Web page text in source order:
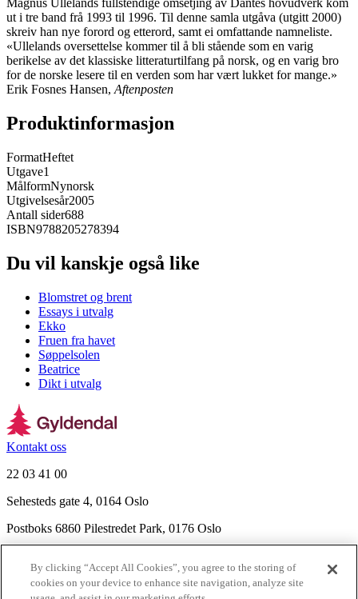
Magnus Ullelands fullstendige omsetjing av Dantes hovudverk kom
ut i tre band frå 1993 til 1996. Til denne samla utgåva (utgitt 2000)
skreiv han nye forord og etterord, samt ei omfattande namneliste.
«Ullelands oversettelse kommer til å bli stående som en varig
berikelse av det klassiske litteraturtilfang på norsk, og en varig bro
for de norske lesere til en verden som har vært lukket for mange.»
Erik Fosnes Hansen, Aftenposten
Produktinformasjon
FormatHeftet
Utgave1
MålformNynorsk
Utgivelsesår2005
Antall sider688
ISBN9788205278394
Du vil kanskje også like
Blomstret og brent
Essays i utvalg
Ekko
Fruen fra havet
Søppelsolen
Beatrice
Dikt i utvalg
Kontakt oss
22 03 41 00
Sehesteds gate 4, 0164 Oslo
Postboks 6860 Pilestredet Park, 0176 Oslo
Nyhetsbrev
By clicking “Accept All Cookies”, you agree to the storing of
cookies on your device to enhance site navigation, analyze site